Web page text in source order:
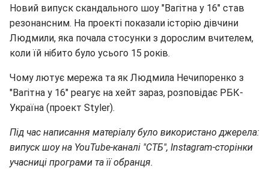
Новий випуск скандального шоу "Вагітна у 16" став
резонансним. На проекті показали історію дівчини
Людмили, яка почала стосунки з дорослим вчителем,
коли їй нібито було усього 15 років.
Чому лютує мережа та як Людмила Нечипоренко з
"Вагітна у 16" реагує на хейт зараз, розповідає РБК-
Україна (проект Styler).
Під час написання матеріалу було використано джерела:
випуск шоу на YouTube-каналі "СТБ", Instagram-сторінки
учасниці програми та її обранця.